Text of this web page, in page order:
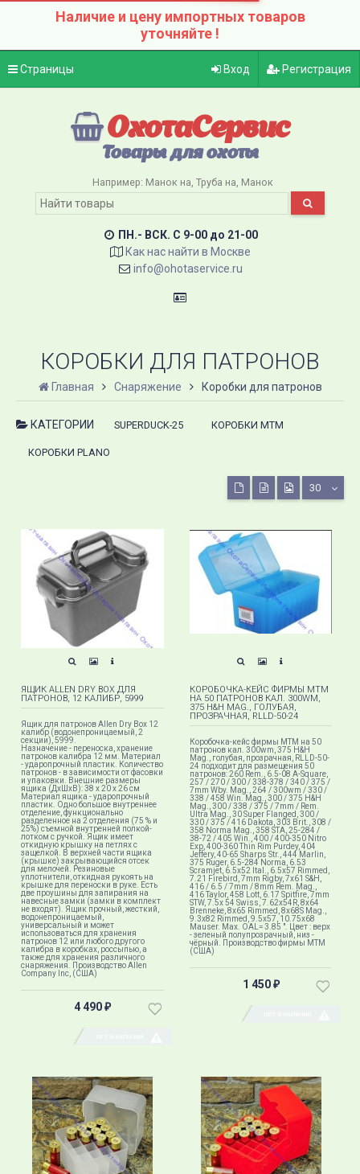
Наличие и цену импортных товаров
уточняйте !
Страницы Вход Регистрация
ОхотаСервис
Товары для охоты
Например: Манок на Труба на Манок
ПН.- ВСК. C 9-00 до 21-00
Как нас найти в Москве
info@ohotaservice.ru
КОРОБКИ ДЛЯ ПАТРОНОВ
Главная Снаряжение Коробки для патронов
КАТЕГОРИИ SUPERDUCK-25 КОРОБКИ MTM
КОРОБКИ PLANO
30
ЯЩИК ALLEN DRY BOX ДЛЯ
ПАТРОНОВ, 12 КАЛИБР, 5999
Ящик для патронов Allen Dry Box 12
калибр (водонепроницаемый, 2
секции), 5999.
Назначение - переноска, хранение
патронов калибра 12 мм. Материал
- ударопрочный пластик. Количество
патронов - в зависимости от фасовки
и упаковки. Внешние размеры
ящика (ДхШхВ): 38 x 20 x 26 см
Материал ящика - ударопрочный
пластик. Одно большое внутреннее
отделение, функционально
разделенное на 2 отделения (75 % и
25%) съемной внутренней полкой-
лотком с ручкой. Ящик имеет
откидную крышку на петлях с
защелкой. В верхней части ящика
(крышке) закрывающийся отсек
для мелочей. Резиновые
уплотнители, откидная рукоять на
крышке для переноски в руке. Есть
две проушины для запирания на
навесные замки (замки в комплект
не входят). Ящик прочный, жесткий,
водонепроницаемый,
универсальный и может
использоваться для хранения
патронов 12 или любого другого
калибра в коробках, россыпью, а
также для хранения различного
снаряжения. Производство Allen
Company Inc, (США)
4 490 ₽
КОРОБОЧКА-КЕЙС ФИРМЫ MTM
НА 50 ПАТРОНОВ КАЛ. 300WM,
375 H&H MAG., ГОЛУБАЯ,
ПРОЗРАЧНАЯ, RLLD-50-24
Коробочка-кейс фирмы MTM на 50
патронов кал. 300wm, 375 H&H
Mag., голубая, прозрачная, RLLD-50-
24 подходит для размещения 50
патронов: 260 Rem., 6.5-08 A-Square,
257 / 270 / 300 / 338-378 / 340 / 375 /
7mm Wby. Mag., 264 / 300wm / 330 /
338 / 458 Win. Mag., 300 / 375 H&H
Mag., 300 / 338 / 375 / 7mm / Rem.
Ultra Mag., 30 Super Flanged, 300 /
330 / 375 / 416 Dakota, 303 Brit., 308 /
358 Norma Mag., 358 STA, 25-284 /
38-72 / 405 Win., 400 / 400-350 Nitro
Exp, 400-360 Thin Rim Purdey, 404
Jeffery, 40-65 Sharps Str., 444 Marlin,
375 Ruger, 6.5-284 Norma, 6.53
Scramjet, 6.5x52 Ital., 6.5x57 Rimmed,
7.21 Firebird, 7mm Rigby, 7x61 S&H,
416 / 6.5 / 7mm / 8mm Rem. Mag.,
416 Taylor, 458 Lott, 6.17 Spitfire, 7mm
STW, 7.5x 54 Swiss, 7.62x54R, 8x64
Brenneke, 8x65 Rimmed, 8x68S Mag.,
9.3x82 Rimmed, 9.5x57, 10.75x68
Mauser. Max. OAL= 3.85 ". Цвет : верх
- зеленый полупрозрачный, низ -
чёрный​. Производство фирмы МТМ
(США)
1 450 ₽